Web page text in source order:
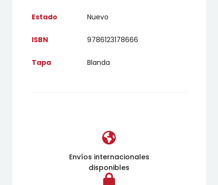
Estado Nuevo
ISBN 9786123178666
Tapa Blanda
Envíos internacionales
disponibles